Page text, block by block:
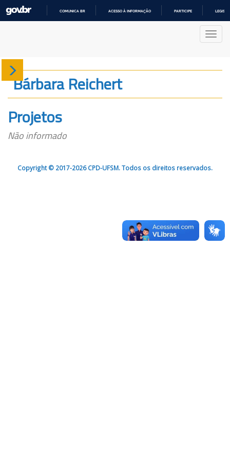
COMUNICA BR ACESSO À INFORMAÇÃO PARTICIPE
Sobre
Produção
Projetos
Bárbara Reichert
Projetos
Não informado
Copyright © 2017-2026 CPD-UFSM. Todos os direitos reservados.